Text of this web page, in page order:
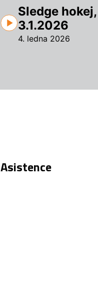
Sledge
3.1.2026
4. ledna 2026
Asistence